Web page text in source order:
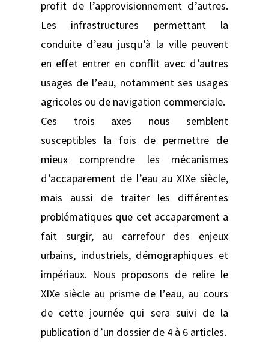
profit de l’approvisionnement d’autres.
Les infrastructures permettant la
conduite d’eau jusqu’à la ville peuvent
en effet entrer en conflit avec d’autres
usages de l’eau, notamment ses usages
agricoles ou de navigation commerciale.
Ces trois axes nous semblent
susceptibles la fois de permettre de
mieux comprendre les mécanismes
d’accaparement de l’eau au XIXe siècle,
mais aussi de traiter les différentes
problématiques que cet accaparement a
fait surgir, au carrefour des enjeux
urbains, industriels, démographiques et
impériaux. Nous proposons de relire le
XIXe siècle au prisme de l’eau, au cours
de cette journée qui sera suivi de la
publication d’un dossier de 4 à 6 articles.